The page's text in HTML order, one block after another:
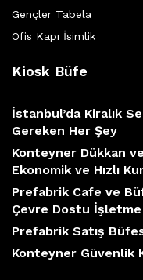
Gençler Tabela
Ofis Kapı İsimlik
Kiosk Büfe
İstanbul’da Kiralık
Gereken Her Şey
Konteyner Dükkan
Ekonomik ve Hızlı
Prefabrik Cafe ve
Çevre Dostu
Prefabrik Satış
Konteyner Güvenlik